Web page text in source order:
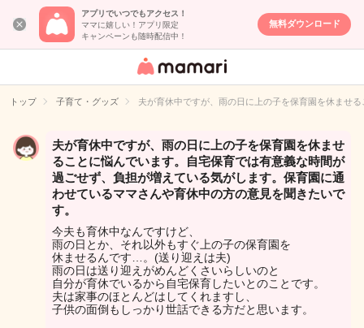
アプリでいつでもアクセス！
ママに嬉しい！アプリ限定
キャンペーンも随時配信中！
無料ダウンロード
女性専用匿名QA
イト
トップ 子育て・グッズ 夫が育休中ですが、雨の日に上の子を保育園を休ませ
夫が育休中ですが、雨の日に上の子を保育園を休ませ
ることに悩んでいます。自宅保育では有意義な時間が
過ごせず、負担が増えている気がします。保育園に通
わせているママさんや育休中の方の意見を聞きたいで
す。
今夫も育休中なんですけど、
雨の日とか、それ以外もすぐ上の子の保育園を
休ませるんです…。(送り迎えは夫)
雨の日は送り迎えがめんどくさいらしいのと
自分が育休でいるから自宅保育したいとのことです。
夫は家事のほとんどはしてくれますし、
子供の面倒もしっかり世話できる方だと思います。